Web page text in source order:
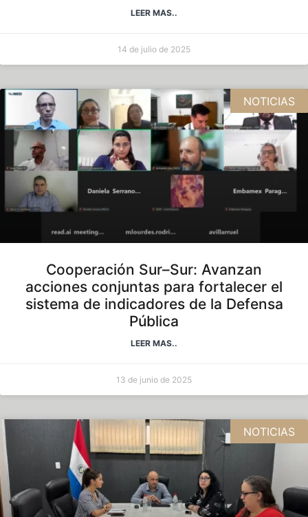
LEER MAS..
14 de julio de 2025
NOTICIAS
Cooperación Sur–Sur: Avanzan
acciones conjuntas para fortalecer el
sistema de indicadores de la Defensa
Pública
LEER MAS..
13 de junio de 2025
NOTICIAS